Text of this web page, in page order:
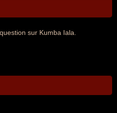
sur Kumba Iala.